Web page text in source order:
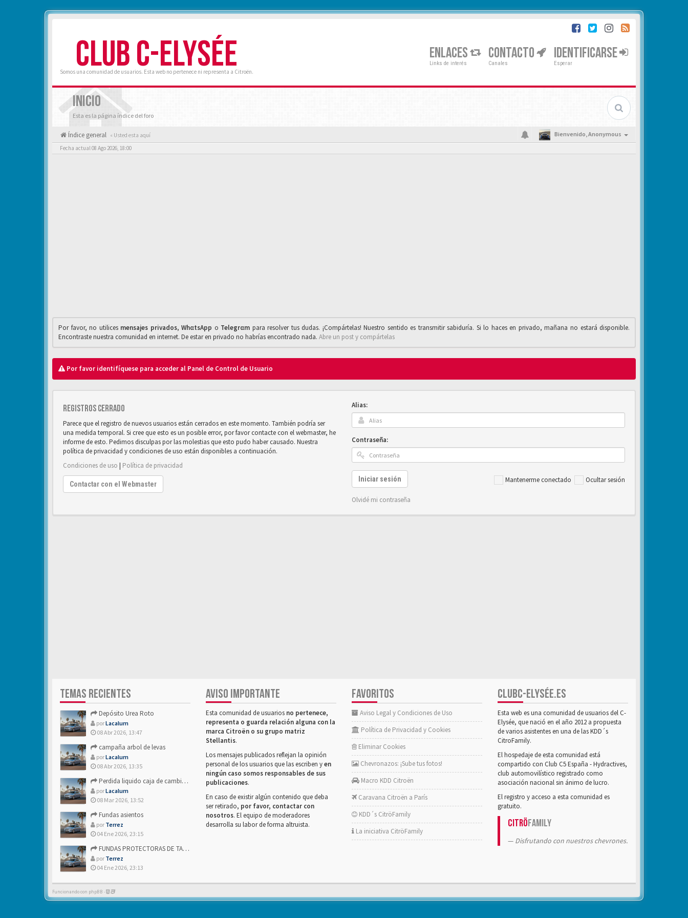
CLUB C-ELYSÉE
Somos una comunidad de usuarios. Esta web no pertenece ni representa a Citroën.
ENLACES
Links de interés
CONTACTO
Canales
IDENTIFICARSE
Esperar
INICIO
Esta es la página índice del foro
Índice general « Usted esta aquí Bienvenido,Anonymous
Fecha actual 08 Ago 2026, 18:00
Por favor, no utilices mensajes privados,WhαtsApp o Telegrαm para resolver tus dudas. ¡Compártelas! Nuestro sentido es transmitir sabiduría. Si lo haces en privado, mañana no estará disponible.
Encontraste nuestra comunidad en internet. De estar en privado no habrías encontrado nada. Abre un post y compártelas
Por favor identifíquese para acceder al Panel de Control de Usuario
Registros cerrado
Parece que el registro de nuevos usuarios están cerrados en este momento. También podría ser
una medida temporal. Si cree que esto es un posible error, por favor contacte con el webmaster, he
informe de esto. Pedimos disculpas por las molestias que esto pudo haber causado. Nuestra
política de privacidad y condiciones de uso están disponibles a continuación.
Condiciones de uso | Política de privacidad
Contactar con el Webmaster
Alias:
Contraseña:
Mantenerme conectado Ocultar sesión
Iniciar sesión
Olvidé mi contraseña
TEMAS RECIENTES
Depósito Urea Roto
porLacalum
08 Abr 2026, 13:47
campaña arbol de levas
porLacalum
08 Abr 2026, 13:35
Perdida liquido caja de cambios- Alguien sabria decirme
porLacalum
08 Mar 2026, 13:52
Fundas asientos
por Terrez
04 Ene 2026, 23:15
FUNDAS PROTECTORAS DE TAPICERIA
por Terrez
04 Ene 2026, 23:13
AVISO IMPORTANTE
Esta comunidad de usuarios no pertenece,
representa o guarda relación alguna con la
marca Citroën o su grupo matriz
Stellantis.
Los mensajes publicados reflejan la opinión
personal de los usuarios que las escriben yen
ningún caso somos responsables de sus
publicaciones.
En caso de existir algún contenido que deba
ser retirado, por favor, contactar con
nosotros. El equipo de moderadores
desarrolla su labor de forma altruista.
FAVORITOS
Aviso Legal y Condiciones de Uso
Política de Privacidad y Cookies
Eliminar Cookies
Chevronazos: ¡Sube tus fotos!
Macro KDD Citroën
Caravana Citroën a París
KDD´s CitröFamily
La iniciativa CitröFamily
CLUBC-ELYSÉE.ES
Esta web es una comunidad de usuarios del C-
Elysée, que nació en el año 2012 a propuesta
de varios asistentes en una de las KDD´s
CitroFamily.
El hospedaje de esta comunidad está
compartido con Club C5 España - Hydractives,
club automovilístico registrado como
asociación nacional sin ánimo de lucro.
El registro y acceso a esta comunidad es
gratuito.
CitröFamily
Disfrutando con nuestros chevrones.
Funcionando con phpBB -